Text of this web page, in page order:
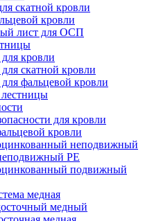
скатной кровли
кровли
лист для ОСП
кровли
скатной кровли
фальцевой кровли
для кровли
кровли
неподвижный
PE
подвижный
медная
медный